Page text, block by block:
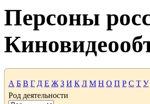
Персоны
А Б В Г Д Е Ж З И К Л М Н О П Р С Т У
Род деятельности